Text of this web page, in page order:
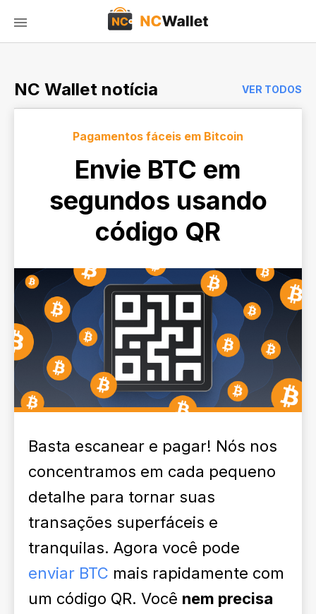
NC Wallet notícia VER TODOS
Pagamentos fáceis em Bitcoin
Envie BTC em
segundos usando
código QR
Basta escanear e pagar! Nós nos
concentramos em cada pequeno
detalhe para tornar suas
transações superfáceis e
tranquilas. Agora você pode
enviar BTC mais rapidamente com
um código QR. Você nem precisa